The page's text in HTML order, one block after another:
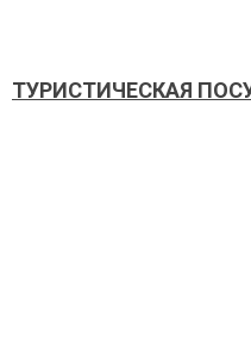
ТУРИСТИЧЕСКАЯ